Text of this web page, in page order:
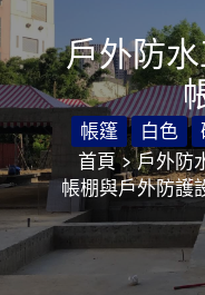
戶外防
帳篷 白色
首頁
戶外防
帳棚與戶外防護